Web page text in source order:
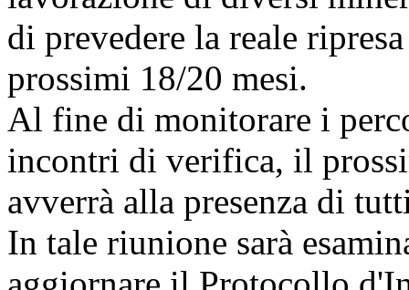
di prevedere la reale
prossimi 18/20 mesi.
Al fine di monitorare i
incontri di verifica, il
avverrà alla presenza di
In tale riunione sarà